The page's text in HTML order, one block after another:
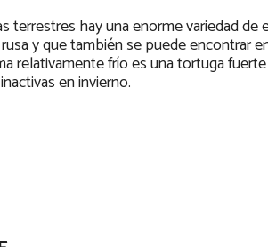
terrestres hay una enorme variedad de
y que también se puede encontrar
relativamente frío es una tortuga
en invierno.